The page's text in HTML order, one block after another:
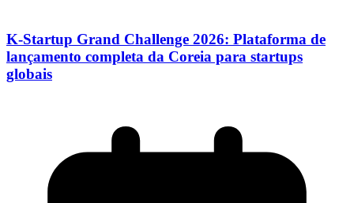
K-Startup Grand Challenge 2026: Plataforma de
lançamento completa da Coreia para startups
globais